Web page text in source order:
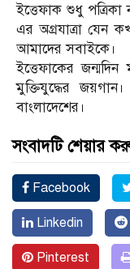
ইত্তেফাক শুধু
এর অগ্রযাত্রা যেন
আমাদের সবাইকে।
ইত্তেফাকের জন্মদিন
মুক্তিযুদ্ধের
বাংলাদেশের।
সংবাদটি শেয়ার
Facebook
Linkedin
Pinterest